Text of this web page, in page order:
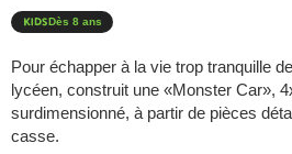
Dès 8 ans
Pour échapper à la vie trop tranquille
lycéen, construit une «Monster Car»,
surdimensionné, à partir de pièces
casse.